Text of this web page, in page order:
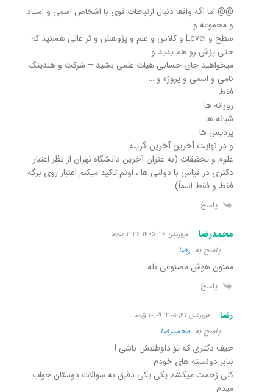
@@ اما اگه واقعا دنبال ارتباطات قوی با اشخاص اسمی و استاد
و مجموعه و
سطح و Level و کلاس و علم و پژوهش و تز عالی هستید که
حتی پزش رو هم بدید و
میخواهید جای حسابی هیات علمی بشید – شرکت و هلدینگ
نامی و اسمی و پروژه و …
فقط
روزانه ها
شبانه ها
پردیس ها
و در نهایت آخرین آخرین گزینه
علوم و تحقیقات (به عنوان آخرین دانشگاه تهران از نظر اعتبار
دکتری در قیاس با دولتی ها ، اونم تاکید میکنم اعتبار روی برگه
فقط و فقط اسماً)
پاسخ
محمدرضا فروردین ۲۶, ۱۴۰۵ ۱۱:۳۶ ب٫ظ
پاسخ به رضا
ممنون هوش مصنوعی بله
پاسخ
رضا فروردین ۲۷, ۱۴۰۵ ۱۰:۰۹ ق٫ظ
پاسخ به محمدرضا
حیف دکتری که تو داوطلبش باشی !
بنابر دونسته های خودم
کلی زحمت میکشم یکی یکی دقیق به سوالات دوستان جواب
میدم